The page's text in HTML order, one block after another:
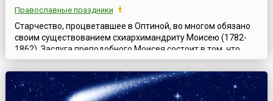
Православные праздники
Старчество, процветавшее в Оптиной, во многом обязано
своим существованием схиархимандриту Моисею (1782-
1862). Заслуга преподобного Моисея состоит в том, что
именно благодаря ему, его совместной работе со старцами
Львом и Макарием, стало возможным не только внешнее
благоустройство Оптиной Пустыни, но и самый ее духовный
расцвет.Когда преподобный Моисей после основания им